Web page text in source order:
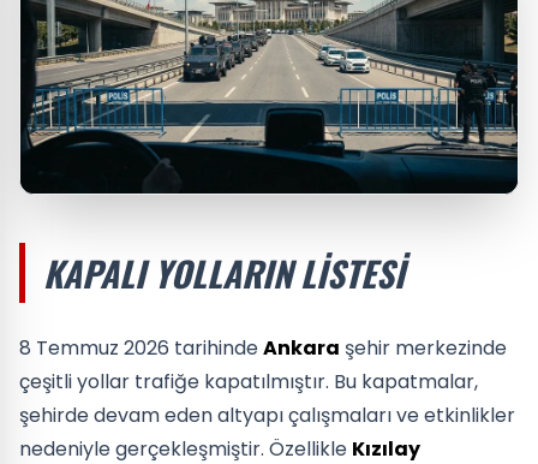
KAPALI YOLLARIN LISTESI
8 Temmuz 2026 tarihindeAnkara şehir merkezinde
çeşitli yollar trafiğe kapatılmıştır. Bu kapatmalar,
şehirde devam eden altyapı çalışmaları ve etkinlikler
nedeniyle gerçekleşmiştir. Özellikle Kızılay